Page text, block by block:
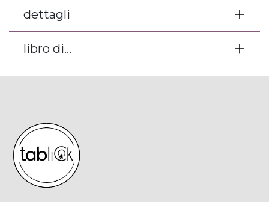
dettagli
libro di...